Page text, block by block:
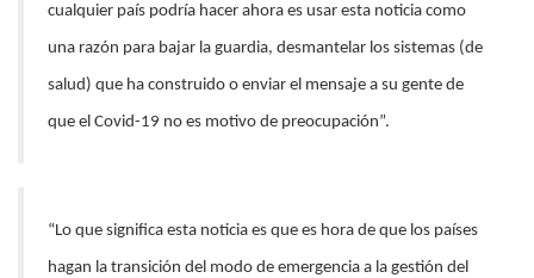
cualquier país podría hacer ahora es usar esta noticia como
una razón para bajar la guardia, desmantelar los sistemas (de
salud) que ha construido o enviar el mensaje a su gente de
que el Covid-19 no es motivo de preocupación”.
“Lo que significa esta noticia es que es hora de que los países
hagan la transición del modo de emergencia a la gestión del